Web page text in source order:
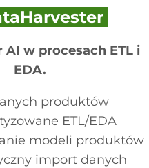
w procesach ETL i
EDA.
produktów
ETL/EDA
modeli produktów
import danych